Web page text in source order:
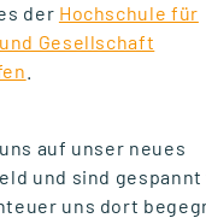
den
der Hochschule für
Gesellschaft
auf unser neues
und sind gespannt
uns dort